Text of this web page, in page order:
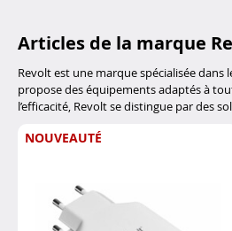
Articles de la marque
Revolt est une marque spécialisée
propose des équipements adaptés à
l’efficacité, Revolt se distingue par des
NOUVEAUTÉ